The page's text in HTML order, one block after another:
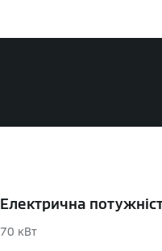
Електрична
70 кВт